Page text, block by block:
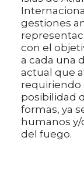
gestiones
con el
a cada una
actual que
requiriendo
posibilidad
formas, ya
humanos
del fuego.